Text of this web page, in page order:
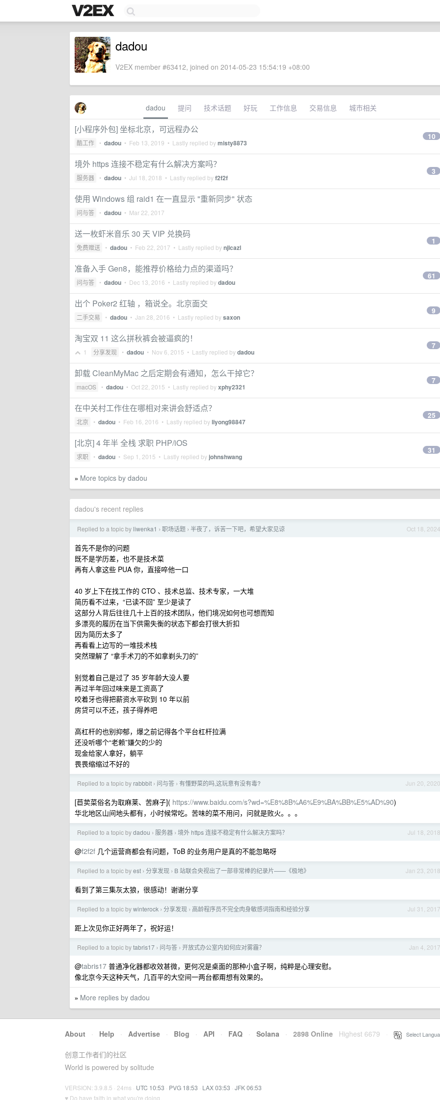
dadou
V2EX member #63412, joined on 2014-05-23 15:54:19 +08:00
dadou 提问 技术话题 好玩 工作信息 交易信息 城市相关
[小程序外包] 坐标北京，可远程办公
酷工作 • dadou • Feb 13, 2019 • Lastly replied bymisty8873
10
境外 https 连接不稳定有什么解决方案吗？
服务器 • dadou • Jul 18, 2018 • Lastly replied byf2f2f
3
使用 Windows 组 raid1 在一直显示 "重新同步" 状态
问与答 • dadou • Mar 22, 2017
送一枚虾米音乐 30 天 VIP 兑换码
免费赠送 • dadou • Feb 22, 2017 • Lastly replied bynjlcazl
1
准备入手 Gen8，能推荐价格给力点的渠道吗？
问与答 • dadou • Dec 13, 2016 • Lastly replied bydadou
61
出个 Poker2 红轴 ，箱说全。北京面交
二手交易 • dadou • Jan 28, 2016 • Lastly replied bysaxon
9
淘宝双 11 这么拼秋裤会被逼疯的！
1 分享发现 • dadou • Nov 6, 2015 • Lastly replied bydadou
7
卸载 CleanMyMac 之后定期会有通知，怎么干掉它？
macOS • dadou • Oct 22, 2015 • Lastly replied byxphy2321
7
在中关村工作住在哪相对来讲会舒适点？
北京 • dadou • Feb 16, 2016 • Lastly replied byliyong98847
25
[北京] 4 年半 全栈 求职 PHP/iOS
求职 • dadou • Sep 1, 2015 • Lastly replied by johnshwang
31
» More topics by dadou
dadou's recent replies
Oct 18, 2024
Replied to a topic by liwenka1 › 职场话题 › 半夜了，诉苦一下吧，希望大家见谅
首先不是你的问题
既不是学历差，也不是技术菜
再有人拿这些 PUA 你，直接啐他一口
40 岁上下在找工作的 CTO 、技术总监、技术专家，一大堆
简历看不过来，“已读不回” 至少是读了
这部分人背后往往几十上百的技术团队，他们境况如何也可想而知
多漂亮的履历在当下供需失衡的状态下都会打很大折扣
因为简历太多了
再看看上边写的一堆技术栈
突然理解了 “拿手术刀的不如拿剃头刀的”
别觉着自己是过了 35 岁年龄大没人要
再过半年回过味来是工资高了
咬着牙也得把薪资水平砍到 10 年以前
房贷可以不还，孩子得养吧
高杠杆的也别抑郁，爆之前记得各个平台杠杆拉满
还没听哪个“老赖”嫌欠的少的
现金给家人拿好，躺平
畏畏缩缩过不好的
Jun 20, 2020
Replied to a topic by rabbbit › 问与答 › 有懂野菜的吗,这玩意有没有毒?
[苣荬菜俗名为取麻莱、苦麻子]( https://www.baidu.com/s?wd=%E8%8B%A6%E9%BA%BB%E5%AD%90)
华北地区山间地头都有，小时候常吃。苦味的菜不用问，问就是败火。。。
Jul 18, 2018
Replied to a topic bydadou › 服务器 › 境外 https 连接不稳定有什么解决方案吗？
@f2f2f 几个运营商都会有问题，ToB 的业务用户是真的不能忽略呀
Jan 23, 2018
Replied to a topic byest › 分享发现 › B 站联合央视出了一部非常棒的纪录片——《极地》
看到了第三集灰太狼，很感动！谢谢分享
Jul 31, 2017
Replied to a topic bywinterock › 分享发现 › 高龄程序员不完全肉身敏感词指南和经验分享
距上次见你正好两年了，祝好运！
Jan 4, 2017
Replied to a topic bytabris17 › 问与答 › 开放式办公室内如何应对雾霾？
@tabris17 普通净化器都收效甚微，更何况是桌面的那种小盒子啊，纯粹是心理安慰。
像北京今天这种天气，几百平的大空间一两台都甭想有效果的。
» More replies by dadou
About · Help · Advertise · Blog · API · FAQ · Solana · 2898 Online Highest 6679 Select
创意工作者们的社区
World is powered by solitude
VERSION: 3.9.8.5 · 24ms · UTC 10:53 · PVG 18:53 · LAX 03:53 · JFK 06:53
♥ Do have faith in what you're doing.